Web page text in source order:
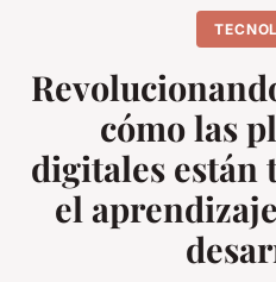
cómo las
digitales están
el